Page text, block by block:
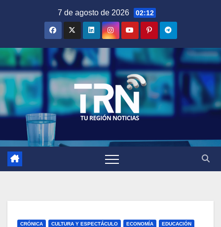
7 de agosto de 2026 02:12
CRÓNICA CULTURA Y ESPECTÁCULO ECONOMÍA EDUCACIÓN